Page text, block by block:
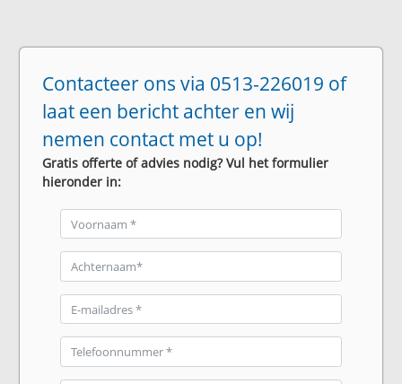
Contacteer ons via 0513-226019 of
laat een bericht achter en wij
nemen contact met u op!
Gratis offerte of advies nodig? Vul het formulier
hieronder in: